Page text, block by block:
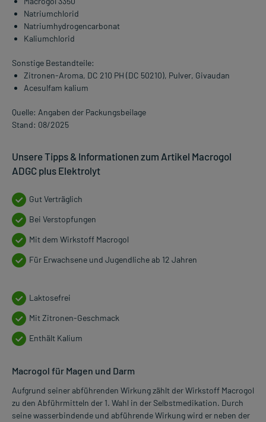
Natriumchlorid
Natriumhydrogencarbonat
Kaliumchlorid
Sonstige Bestandteile:
Zitronen-Aroma, DC 210 PH (DC 50210), Pulver, Givaudan
Acesulfam kalium
Quelle: Angaben der Packungsbeilage
Stand: 08/2025
Unsere Tipps & Informationen zum Artikel Macrogol
ADGC plus Elektrolyt
Gut Verträglich
Bei Verstopfungen
Mit dem Wirkstoff Macrogol
Für Erwachsene und Jugendliche ab 12 Jahren
Laktosefrei
Mit Zitronen-Geschmack
Enthält Kalium
Macrogol für Magen und Darm
Aufgrund seiner abführenden Wirkung zählt der Wirkstoff Macrogol
zu den Abführmitteln der 1. Wahl in der Selbstmedikation. Durch
seine wasserbindende und abführende Wirkung wird er neben der